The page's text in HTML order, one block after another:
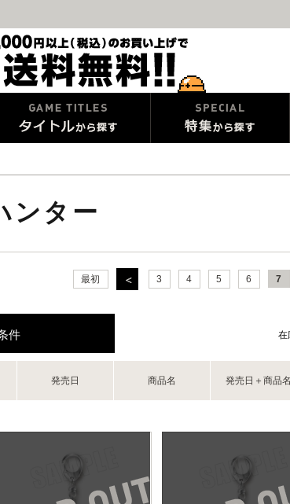
ンター
最初 3 4 5 6 7
件 在
発売日 商品名 発売日＋商品名